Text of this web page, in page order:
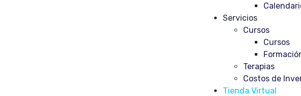
Servicios
Cursos
Cursos
Terapias
Costos de
Tienda Virtual